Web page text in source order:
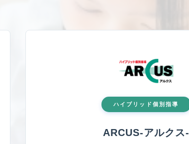
ハイブリッド個別指導
ARCUS-アルク ス-